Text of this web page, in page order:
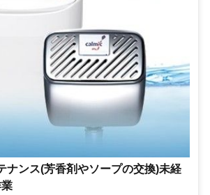
ナンス(芳香剤やソープの交換)未経